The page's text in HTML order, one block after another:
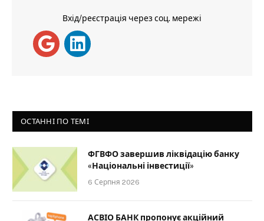
Вхід/реєстрація через соц. мережі
ОСТАННІ ПО ТЕМІ
ФГВФО завершив ліквідацію банку
«Національні інвестиції»
6 Серпня 2026
АСВІО БАНК пропонує акційний